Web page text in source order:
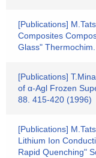
[Publications]
Composites
Glass"
[Publications]
of α-Agl Frozen
88. 415-420 (1996)
[Publications]
Lithium Ion
Rapid Quenching"